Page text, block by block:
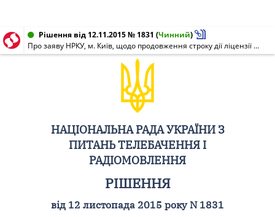
Рішення від 12.11.2015 № 1831 (Чинний)
Про заяву НРКУ, м. Київ, щодо продовження строку дії ліцензії на мовлення (НР N 00026-м від 08.12.2005) (супутникове, позивні: "Українське радіо")
НАЦІОНАЛЬНА РАДА УКРАЇНИ З
ПИТАНЬ ТЕЛЕБАЧЕННЯ І
РАДІОМОВЛЕННЯ
РІШЕННЯ
від 12 листопада 2015 року N 1831